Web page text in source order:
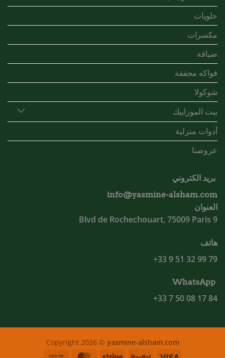
حلويات
مكسرات
ضيافة
فواكه مجففة
شوكولا
بيت الموزاييك
أدوات منزلية
عروضنا
بريد الكتروني
info@yasmine-alsham.com
العنوان
9 Blvd de Rochechouart, 75009 Paris
هاتف
79 99 32 51 9 33+
84 17 08 50 7 33+
Copyright 2026 © yasmine-alsham.com
Visa
PayPal
Stripe
MasterCard